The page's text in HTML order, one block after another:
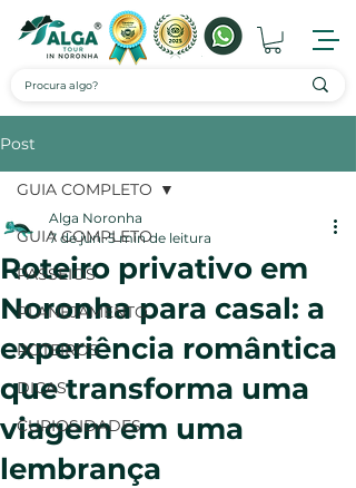
Post
GUIA COMPLETO
PASSEIOS
PLANEJAMENTO
ROTEIROS
DICAS
CURIOSIDADES
GUIA COMPLETO
Roteiro privativo em
Noronha para casal: a
experiência romântica
que transforma uma
viagem em uma
lembrança
Alga Noronha
7 de jun. 5 min de leitura